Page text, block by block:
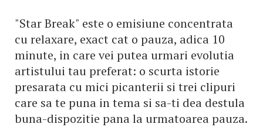
"Star Break" este o emisiune concentrata
cu relaxare, exact cat o pauza, adica 10
minute, in care vei putea urmari evolutia
artistului tau preferat: o scurta istorie
presarata cu mici picanterii si trei clipuri
care sa te puna in tema si sa-ti dea destula
buna-dispozitie pana la urmatoarea pauza.